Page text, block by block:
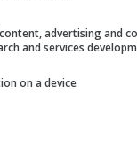
advertising and
and services
on a device